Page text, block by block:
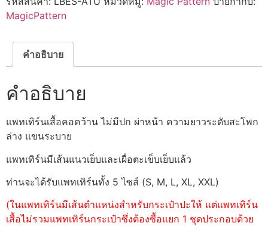
MagicPattern
คำอธิบาย
คำอธิบาย
แพทเทิร์นเสื้อคอคว้าน ไม่มีปก ผ่าหน้า ความยาวระดับสะโพก
ล่าง แขนระบาย
แพทเทิร์นมีเส้นแนวเย็บและเผื่อตะเข็บเย็บแล้ว
ท่านจะได้รับแพทเทิร์นทั้ง 5 ไซส์ (S, M, L, XL, XXL)
(ในแพทเทิร์นมีเส้นตำแหน่งสำหรับกระเป๋าปะให้ แต่แพทเทิร์น
เสื้อไม่รวมแพทเทิร์นกระเป๋าซึ่งต้องซื้อแยก 1 ชุดประกอบด้วย